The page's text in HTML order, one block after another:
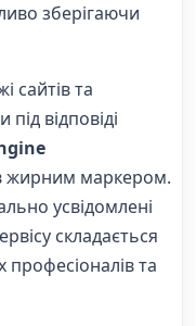
зберігаючи
сайтів та
відповіді
жирним маркером.
усвідомлені
складається
та